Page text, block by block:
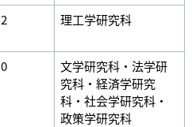
2 理工学研究科
0
文学研究科・法学研
究科・経済学研究
科・社会学研究科・
政策学研究科